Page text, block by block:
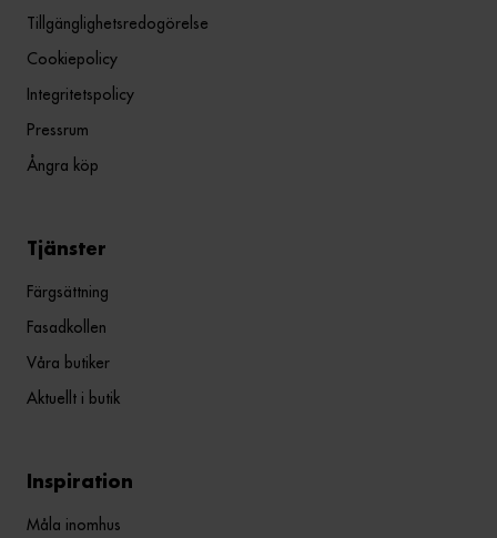
Tillgänglighetsredogörelse
Cookiepolicy
Integritetspolicy
Pressrum
Ångra köp
Tjänster
Färgsättning
Fasadkollen
Våra butiker
Aktuellt i butik
Inspiration
Måla inomhus